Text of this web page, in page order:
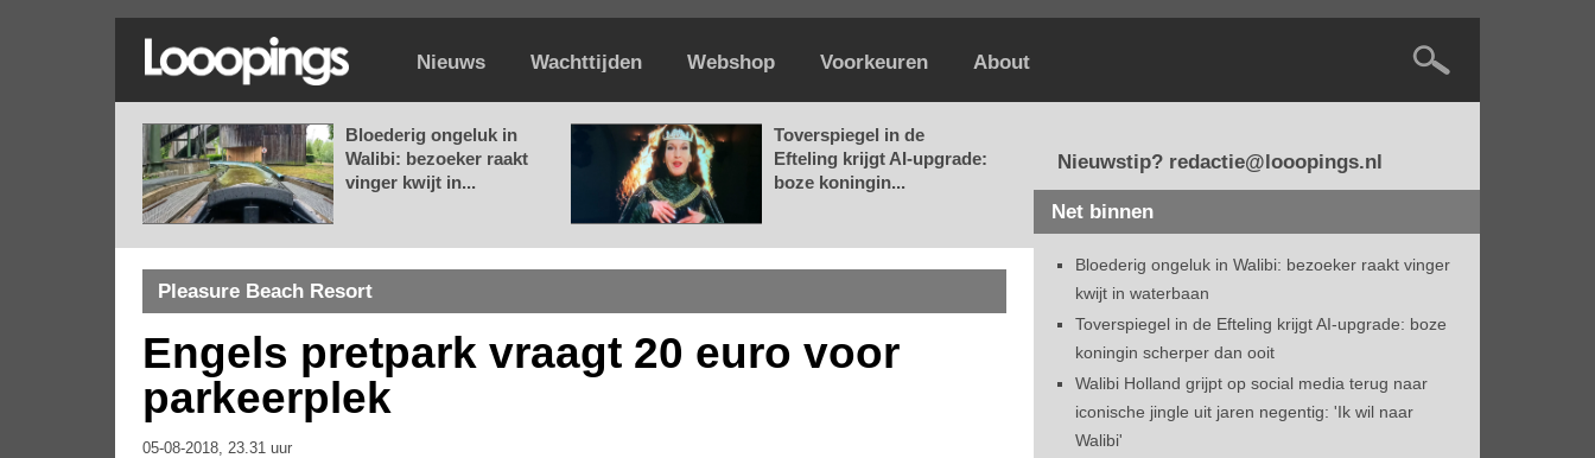
Nieuws Wachttijden Webshop Voorkeuren About
Bloederig ongeluk in
Walibi: bezoeker raakt
vinger kwijt in...
Toverspiegel in de
Efteling krijgt AI-upgrade:
boze koningin...
Pleasure Beach Resort
Engels pretpark vraagt 20 euro voor
parkeerplek
05-08-2018, 23.31 uur
Nieuwstip? redactie@looopings.nl
Net binnen
Bloederig ongeluk in Walibi: bezoeker raakt vinger
kwijt in waterbaan
Toverspiegel in de Efteling krijgt AI-upgrade: boze
koningin scherper dan ooit
Walibi Holland grijpt op social media terug naar
iconische jingle uit jaren negentig: 'Ik wil naar
Walibi'